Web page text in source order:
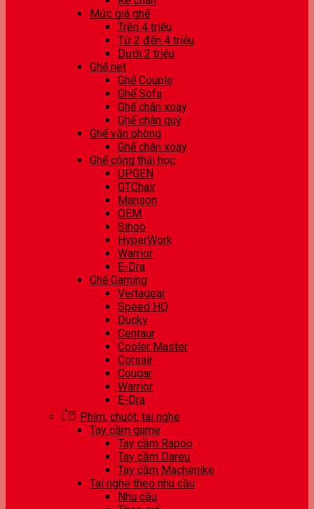
Mức giá ghế
Trên 4 triệu
Từ 2 đến 4 triệu
Dưới 2 triệu
Ghế net
Ghế Couple
Ghế Sofa
Ghế chân xoay
Ghế chân quỳ
Ghế văn phòng
Ghế chân xoay
Ghế công thái học
UPGEN
GTChair
Manson
OEM
Sihoo
HyperWork
Warrior
E-Dra
Ghế Gaming
Vertagear
Speed HQ
Ducky
Centaur
Cooler Master
Corsair
Cougar
Warrior
E-Dra
Phím, chuột, tai nghe
Tay cầm game
Tay cầm Rapoo
Tay cầm Dareu
Tay cầm Machenike
Tai nghe theo nhu cầu
Nhu cầu